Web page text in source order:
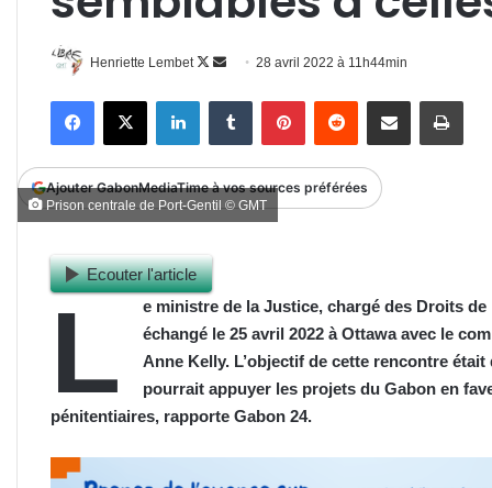
Henriette Lembet
Follow
Envoyer
courriel
28 avril 2022 à 11h44min
FacebookX LinkedinTumblr PinterestReddit Partager par email
Ajouter GabonMediaTime à vos sources préférées
Prison centrale de Port-Gentil © GMT
Ecouter l'article
L
e ministre de la Justice, chargé des Droits
échangé le 25 avril 2022 à Ottawa avec le
Anne Kelly. L’objectif de cette rencontre
pourrait appuyer les projets du Gabon en
pénitentiaires, rapporte Gabon 24.